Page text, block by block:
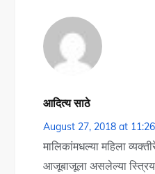
आदित्य साठे
August 27, 2018 at
मालिकांमधल्या महिला
आजूबाजूला असलेल्या